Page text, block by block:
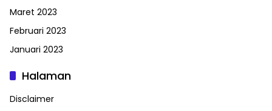
Maret 2023
Februari 2023
Januari 2023
Halaman
Disclaimer